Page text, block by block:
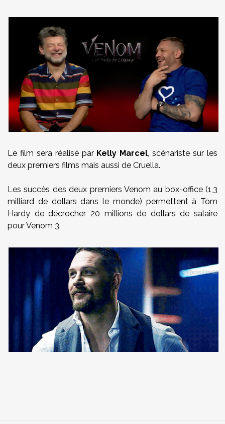
Le film sera réalisé par Kelly Marcel , scénariste sur les
deux premiers films mais aussi de Cruella.
Les succès des deux premiers Venom au box-office (1,3
milliard de dollars dans le monde) permettent à Tom
Hardy de décrocher 20 millions de dollars de salaire
pour Venom 3.